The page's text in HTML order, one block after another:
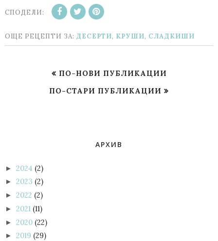
СПОДЕЛИ:
ОЩЕ РЕЦЕПТИ ЗА: ДЕСЕРТИ, КРУШИ, СЛАДКИШИ
ПО-НОВИ ПУБЛИКАЦИИ
ПО-СТАРИ ПУБЛИКАЦИИ
АРХИВ
► 2024 (2)
► 2023 (2)
► 2022 (2)
► 2021 (11)
► 2020 (22)
► 2019 (29)